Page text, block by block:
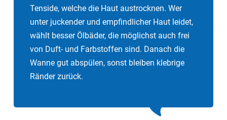
Tenside, welche die Haut austrocknen. Wer
unter juckender und empfindlicher Haut leidet,
wählt besser Ölbäder, die möglichst auch frei
von Duft- und Farbstoffen sind. Danach die
Wanne gut abspülen, sonst bleiben klebrige
Ränder zurück.